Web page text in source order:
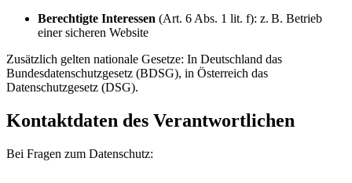
Berechtigte Interessen (Art. 6 Abs. 1 lit. f): z. B. Betrieb
einer sicheren Website
Zusätzlich gelten nationale Gesetze: In Deutschland das
Bundesdatenschutzgesetz (BDSG), in Österreich das
Datenschutzgesetz (DSG).
Kontaktdaten des Verantwortlichen
Bei Fragen zum Datenschutz: